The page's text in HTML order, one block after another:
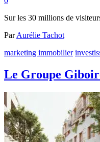
Sur les 30 millions de
ParAurélie Tachot
marketing immobilier
Le Groupe